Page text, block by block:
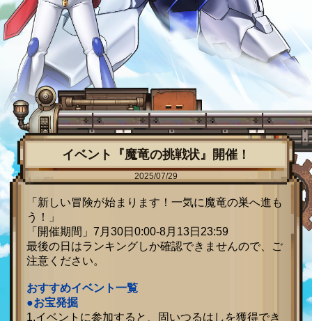
イベント『魔竜の挑戦状』開催！
2025/07/29
「新しい冒険が始まります！一気に魔竜の巣へ進も
う！」
「開催期間」7月30日0:00-8月13日23:59
最後の日はランキングしか確認できませんので、ご
注意ください。
おすすめイベント一覧
●お宝発掘
1.イベントに参加すると、固いつるはしを獲得でき